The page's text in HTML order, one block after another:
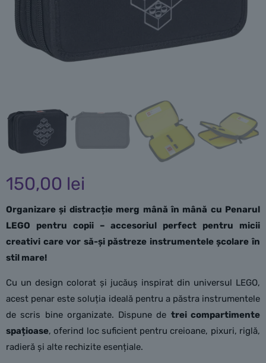
150,00 lei
Organizare și distracție merg mână în mână cu Penarul
LEGO pentru copii – accesoriul perfect pentru micii
creativi care vor să-și păstreze instrumentele școlare în
stil mare!
Cu un design colorat și jucăuș inspirat din universul LEGO,
acest penar este soluția ideală pentru a păstra instrumentele
de scris bine organizate. Dispune de trei compartimente
spațioase, oferind loc suficient pentru creioane, pixuri, riglă,
radieră și alte rechizite esențiale.